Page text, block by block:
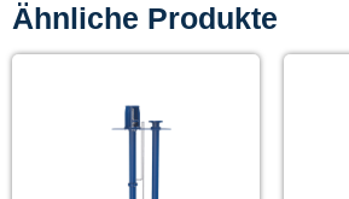
Ähnliche Produkte